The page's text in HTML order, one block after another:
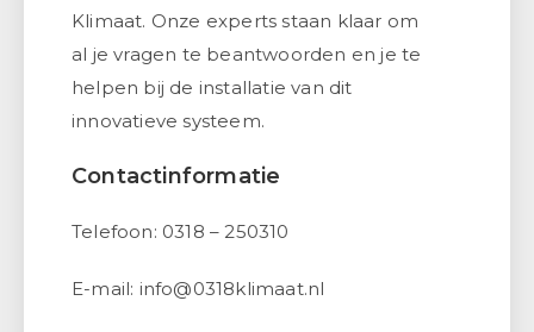
Klimaat. Onze experts staan klaar om
al je vragen te beantwoorden en je te
helpen bij de installatie van dit
innovatieve systeem.
Contactinformatie
Telefoon: 0318 – 250310
E-mail: info@0318klimaat.nl